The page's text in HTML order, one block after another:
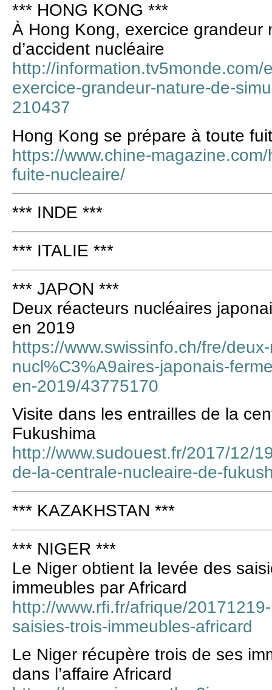
*** HONG KONG ***
À Hong Kong, exercice grandeur
d’accident nucléaire
http://information.tv5monde.com/
exercice-grandeur-nature-de-
210437
Hong Kong se prépare à toute
https://www.chine-
fuite-nucleaire/
*** INDE ***
*** ITALIE ***
*** JAPON ***
Deux réacteurs nucléaires
en 2019
https://www.swissinfo.ch/fre/
nucl%C3%A9aires-japonais-
en-2019/43775170
Visite dans les entrailles de la
Fukushima
http://www.sudouest.fr/2017/12/
de-la-centrale-nucleaire-de-
*** KAZAKHSTAN ***
*** NIGER ***
Le Niger obtient la levée des
immeubles par Africard
http://www.rfi.fr/afrique/
saisies-trois-immeubles-africard
Le Niger récupère trois de ses
dans l’affaire Africard